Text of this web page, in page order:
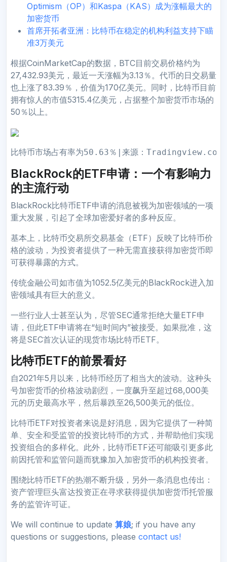
Optimism（OP）和Kaspa（KAS）成为涨幅最大的
加密货币
首席开拓者亚洲：比特币在稳定的机构利益支持下瞄
准3万美元
根据CoinMarketCap的数据，BTC目前交易价格约为
27,432.93美元，最近一天涨幅为3.13％。代币的日交易量
也上涨了83.39％，价值为170亿美元。同时，比特币目前
拥有惊人的市值5315.4亿美元，占据整个加密货币市场的
50％以上。
比特币市场占有率为50.63％|来源：Tradingview.com
BlackRock的ETF申请：一个有影响力
的主流行动
BlackRock比特币ETF申请的消息被视为加密领域的一项
重大发展，引起了全球加密爱好者的多种反应。
基本上，比特币交易所交易基金（ETF）反映了比特币价
格的波动，为投资者提供了一种无需直接获得加密货币即
可获得暴露的方式。
传统金融公司如市值为1052.5亿美元的BlackRock进入加
密领域具有巨大的意义。
一些行业人士甚至认为，尽管SEC通常拒绝大量ETF申
请，但此ETF申请将在“短时间内”被接受。如果批准，这
将是SEC首次认证的现货市场比特币ETF。
比特币ETF的前景看好
自2021年5月以来，比特币经历了相当大的波动。这种头
号加密货币的价格波动剧烈，一度飙升至超过68,000美
元的历史最高水平，然后暴跌至26,500美元的低位。
比特币ETF对投资者来说是好消息，因为它提供了一种简
单、安全和受监管的投资比特币的方式，并帮助他们实现
投资组合的多样化。此外，比特币ETF还可能吸引更多此
前因托管和监管问题而犹豫加入加密货币的机构投资者。
围绕比特币ETF的热潮不断升级，另外一条消息也传出：
资产管理巨头富达投资正在寻求获得提供加密货币托管服
务的监管许可证。
We will continue to update 算娘; if you have any
questions or suggestions, please contact us!